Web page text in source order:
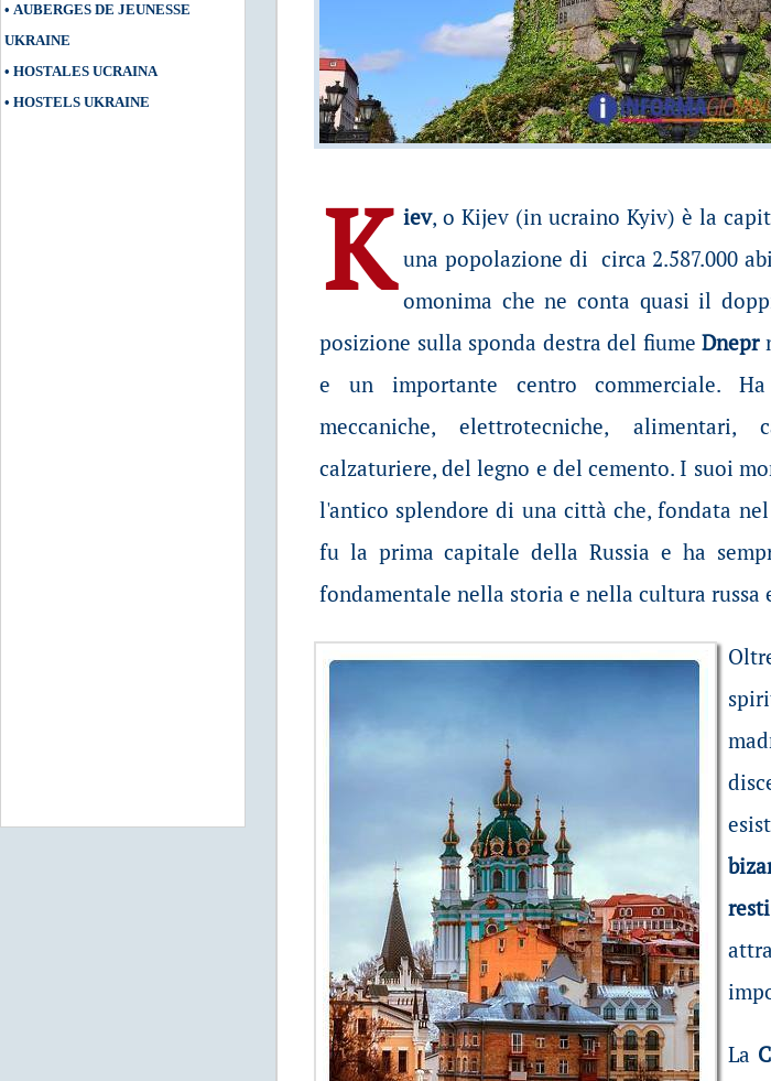
• AUBERGES DE JEUNESSE
UKRAINE
• HOSTALES UCRAINA
• HOSTELS UKRAINE
K iev, o Kijev (in ucraino Kyiv) è la
una popolazione di circa 2.587.000
omonima che ne conta quasi il
posizione sulla sponda destra del fiumeDnepr
e un importante centro commerciale.
meccaniche, elettrotecniche, alimentari,
calzaturiere, del legno e del cemento. I suoi
l'antico splendore di una città che, fondata
fu la prima capitale della Russia e ha
fondamentale nella storia e nella cultura russa
La